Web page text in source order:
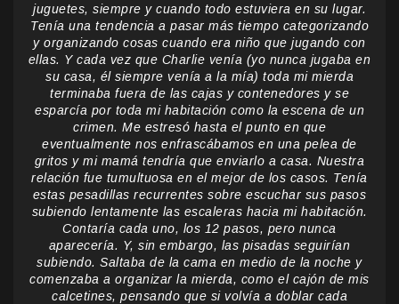
juguetes, siempre y cuando todo estuviera en su lugar.
Tenía una tendencia a pasar más tiempo categorizando
y organizando cosas cuando era niño que jugando con
ellas. Y cada vez que Charlie venía (yo nunca jugaba en
su casa, él siempre venía a la mía) toda mi mierda
terminaba fuera de las cajas y contenedores y se
esparcía por toda mi habitación como la escena de un
crimen. Me estresó hasta el punto en que
eventualmente nos enfrascábamos en una pelea de
gritos y mi mamá tendría que enviarlo a casa. Nuestra
relación fue tumultuosa en el mejor de los casos. Tenía
estas pesadillas recurrentes sobre escuchar sus pasos
subiendo lentamente las escaleras hacia mi habitación.
Contaría cada uno, los 12 pasos, pero nunca
aparecería. Y, sin embargo, las pisadas seguirían
subiendo. Saltaba de la cama en medio de la noche y
comenzaba a organizar la mierda, como el cajón de mis
calcetines, pensando que si volvía a doblar cada